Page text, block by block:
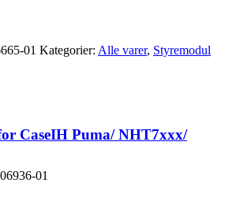
01 Kategorier: Alle varer, Styremodul
CaseIH Puma/ NHT7xxx/
01